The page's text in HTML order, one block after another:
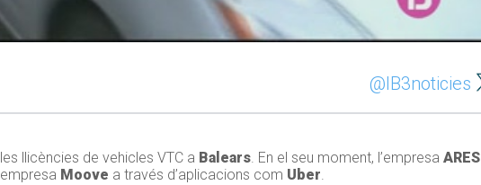
@IB3noticies
llicències de vehicles VTC a Balears. En el seu moment, l’empresa ARES
Moove a través d’aplicacions com Uber.